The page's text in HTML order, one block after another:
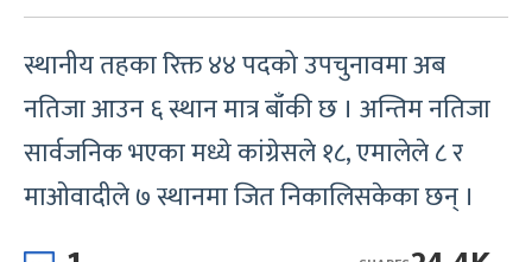
स्थानीय तहका रिक्त ४४ पदको उपचुनावमा अब
नतिजा आउन ६ स्थान मात्र बाँकी छ । अन्तिम नतिजा
सार्वजनिक भएका मध्ये कांग्रेसले १८, एमालेले ८ र
माओवादीले ७ स्थानमा जित निकालिसकेका छन् ।